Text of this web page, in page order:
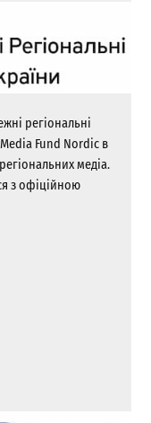
регіональні
Fund Nordic в
медіа.
з офіційною